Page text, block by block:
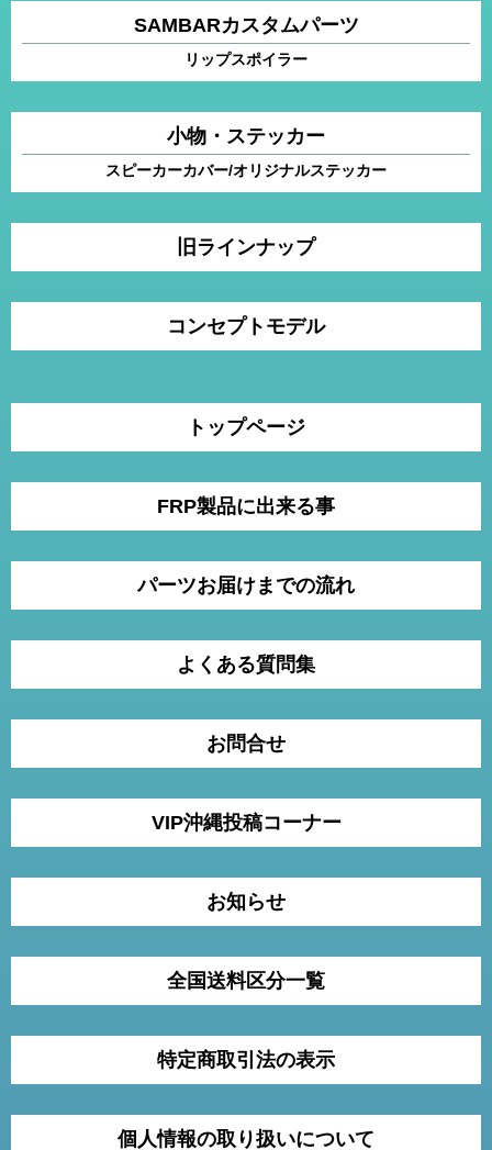
SAMBARカスタムパーツ
リップスポイラー
小物・ステッカー
スピーカーカバー/オリジナルステッカー
旧ラインナップ
コンセプトモデル
トップページ
FRP製品に出来る事
パーツお届けまでの流れ
よくある質問集
お問合せ
VIP沖縄投稿コーナー
お知らせ
全国送料区分一覧
特定商取引法の表示
個人情報の取り扱いについて